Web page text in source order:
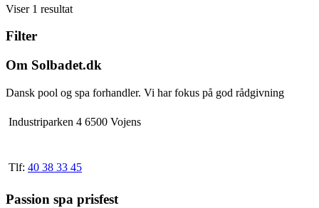
vare
flere
Mulighederne
kan
vælges
på
Viser 1 resultat
Filter
Om Solbadet.dk
Dansk pool og spa forhandler. Vi har fokus på god rådgivning
Industriparken 4 6500 Vojens
Tlf: 40 38 33 45
Passion spa prisfest